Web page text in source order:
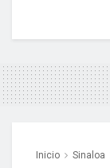
Inicio Sinaloa